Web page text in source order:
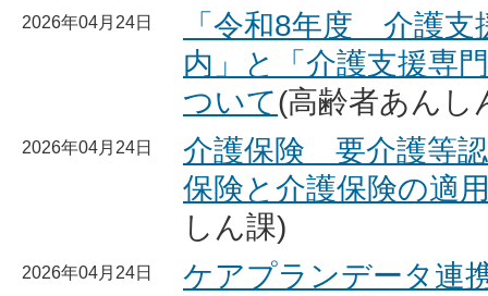
2026年04月24日
「令和8年度 介護支
内」と「介護支援専
ついて(高齢者あんし
2026年04月24日
介護保険 要介護等
保険と介護保険の適
しん課)
2026年04月24日
ケアプランデータ連